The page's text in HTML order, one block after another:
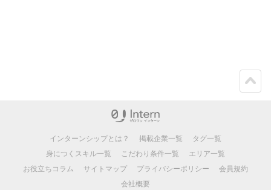
インターンシップとは？ 掲載企業一覧
タグ一覧
身につくスキル一覧
こだわり条件一覧
エリア一覧
お役立ちコラム
サイトマップ プライバシーポリシー
会員規約
会社概要